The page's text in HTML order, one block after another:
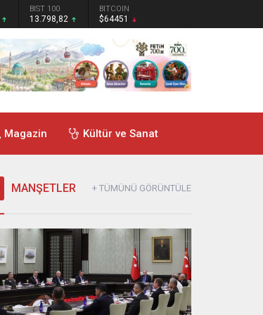
BIST 100
13.798,82
BITCOIN
$64451
Magazin Kültür ve Sanat
MANŞETLER + TÜMÜNÜ GÖRÜNTÜLE